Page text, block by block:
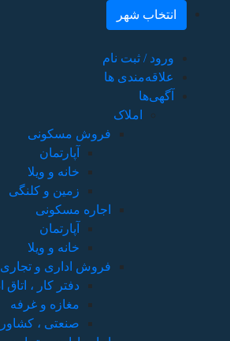
انتخاب شهر
ورود / ثبت نام
علاقه‌مندی ها
آگهی‌ها
املاک
فروش مسکونی
آپارتمان
خانه و ویلا
زمین و کلنگی
اجاره مسکونی
آپارتمان
خانه و ویلا
فروش اداری و تجاری
دفتر کار ،
مغازه و غرفه
صنعتی ،